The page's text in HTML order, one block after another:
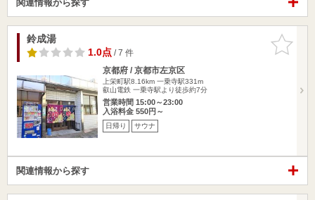
関連情報から探す
お気に入
りに追加
鈴成湯
1.0点/ 7 件
京都府 / 京都市左京区
上栄町駅8.16km 一乗寺駅331m
叡山電鉄 一乗寺駅より徒歩約7分
営業時間 15:00～23:00
入浴料金 550円～
日帰り サウナ
関連情報から探す